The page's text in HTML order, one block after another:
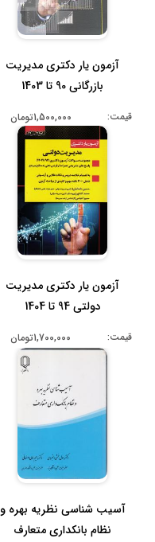
آزمون یار دکتری مدیریت
بازرگانی 90 تا 1403
قیمت: 1,500,000تومان
آزمون یار دکتری مدیریت
دولتی 94 تا 1404
قیمت: 1,700,000تومان
آسیب شناسی نظریه بهره و
نظام بانکداری متعارف